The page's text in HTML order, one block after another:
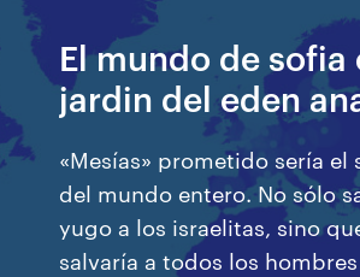
El mundo de sofia
jardin del eden
«Mesías» prometido sería el
del mundo entero. No sólo
yugo a los israelitas, sino
salvaría a todos los